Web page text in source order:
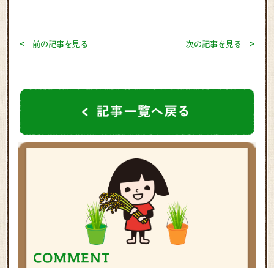
< 前の記事を見る 次の記事を見る >